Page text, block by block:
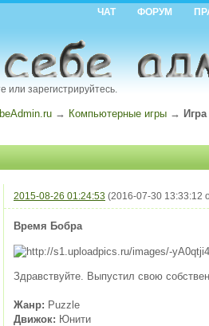
ЧАТ ФОРУМ
или зарегистрируйтесь.
→ Компьютерные игры →
2015-08-26 01:24:53 (2016-07-30 13:33:12
Время Бобра
Здравствуйте. Выпустил свою
Жанр: Puzzle
Движок: Юнити